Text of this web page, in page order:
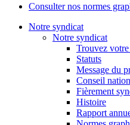
Consulter nos normes
Notre syndicat
Notre syndicat
Trouvez
Statuts
Message du
Conseil
Fièrement
Histoire
Rapport